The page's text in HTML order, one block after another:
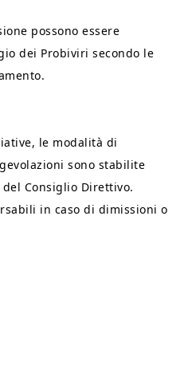
possono essere
dei Probiviri secondo le
le modalità di
sono stabilite
del Consiglio Direttivo.
in caso di dimissioni o